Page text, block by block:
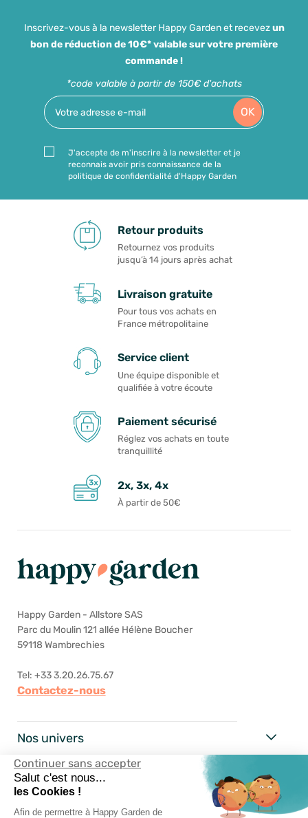
Continuer sans accepter
Salut c'est nous...
les Cookies !
Afin de permettre à Happy Garden de
Inscrivez-vous à la newsletter Happy Garden et recevezun
bon de réduction de 10€* valable sur votre première
commande !
*code valable à partir de 150€ d'achats
OK
J'accepte de m'inscrire à la newsletter et je
reconnais avoir pris connaissance de la
politique de confidentialité d'Happy Garden
Retour produits
Retournez vos produits
jusqu’à 14 jours après achat
Livraison gratuite
Pour tous vos achats en
France métropolitaine
Service client
Une équipe disponible et
qualifiée à votre écoute
Paiement sécurisé
Réglez vos achats en toute
tranquillité
2x, 3x, 4x
À partir de 50€
Happy Garden - Allstore SAS
Parc du Moulin 121 allée Hélène Boucher
59118 Wambrechies
Tel: +33 3.20.26.75.67
Contactez-nous
Nos univers
Happy Garden
Nos services